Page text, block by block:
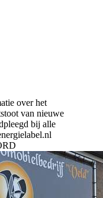
over het
van nieuwe
bij alle